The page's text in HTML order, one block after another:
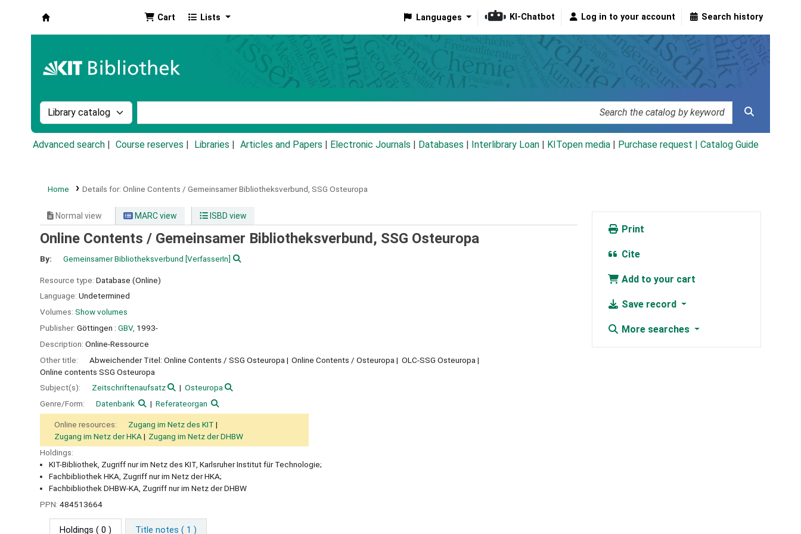
Cart Lists Languages KI-Chatbot Log in to your account Search history
Search the catalog by:
Advanced search Course reserves Libraries Articles and Papers Electronic Journals Databases Interlibrary Loan KITopen media Purchase request | Catalog Guide
Home Details for: Online Contents / Gemeinsamer Bibliotheksverbund, SSG Osteuropa
Normal view MARC view ISBD view
Online Contents / Gemeinsamer Bibliotheksverbund, SSG Osteuropa
By: Gemeinsamer Bibliotheksverbund [VerfasserIn]
Resource type: Database (Online)
Language: Undetermined
Volumes: Show volumes
Publisher: Göttingen : GBV, 1993-
Description: Online-Ressource
Other title:
Abweichender Titel: Online Contents / SSG Osteuropa Online Contents / Osteuropa
OLC-SSG Osteuropa
Online contents SSG Osteuropa
Subject(s):
Zeitschriftenaufsatz
Osteuropa
Genre/Form:
Datenbank Referateorgan
Online resources:
Zugang im Netz des KIT
Zugang im Netz der HKA
Zugang im Netz der DHBW
Holdings:
KIT-Bibliothek, Zugriff nur im Netz des KIT, Karlsruher Institut für Technologie;
Fachbibliothek HKA, Zugriff nur im Netz der HKA;
Fachbibliothek DHBW-KA, Zugriff nur im Netz der DHBW
PPN: 484513664
Holdings ( 0 ) Title notes ( 1 )
Print
Cite
Add to your cart
Save record
More searches